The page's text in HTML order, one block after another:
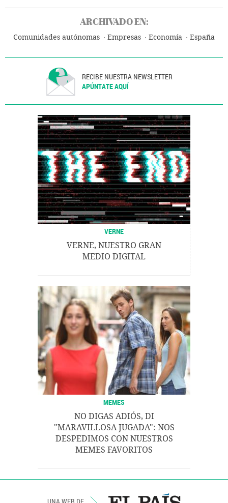
ARCHIVADO EN:
Comunidades autónomas Empresas Economía España
RECIBE NUESTRA NEWSLETTER
APÚNTATE AQUÍ
VERNE
VERNE, NUESTRO GRAN
MEDIO DIGITAL
MEMES
NO DIGAS ADIÓS, DI
"MARAVILLOSA JUGADA": NOS
DESPEDIMOS CON NUESTROS
MEMES FAVORITOS